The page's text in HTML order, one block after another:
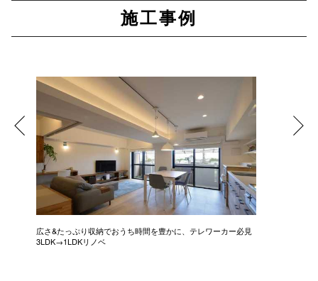
施工事例
広さ&たっぷり収納でおうち時間を豊かに、テレワーカー必見
3LDK→1LDKリノベ